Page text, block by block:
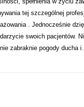
tej szczególnej
. Jednocześnie
swoich pacjentów.
zabraknie pogody ducha